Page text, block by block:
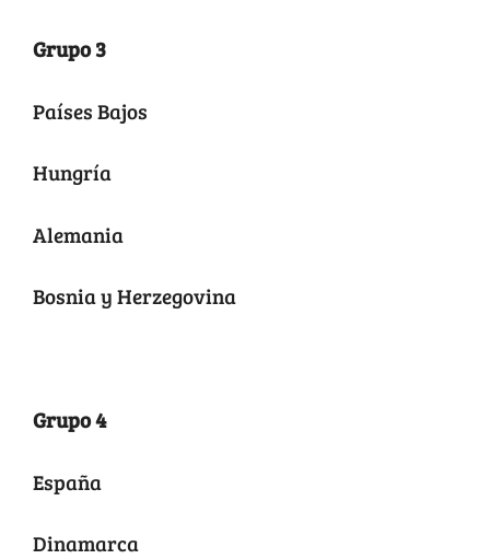
Grupo 3
Países Bajos
Hungría
Alemania
Bosnia y Herzegovina
Grupo 4
España
Dinamarca